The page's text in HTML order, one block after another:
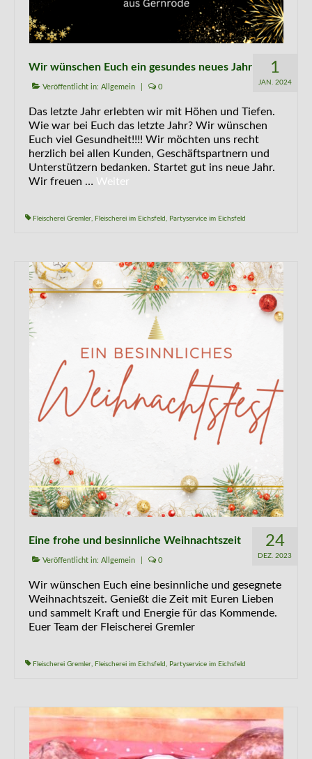
1
JAN. 2024
Wir wünschen Euch ein gesundes neues Jahr
Veröffentlicht in: Allgemein 0
Das letzte Jahr erlebten wir mit Höhen und Tiefen.
Wie war bei Euch das letzte Jahr? Wir wünschen
Euch viel Gesundheit!!!! Wir möchten uns recht
herzlich bei allen Kunden, Geschäftspartnern und
Unterstützern bedanken. Startet gut ins neue Jahr.
Wir freuen … Weiter
Fleischerei Gremler, Fleischerei im Eichsfeld , Partyservice im Eichsfeld
24
DEZ. 2023
Eine frohe und besinnliche Weihnachtszeit
Veröffentlicht in: Allgemein 0
Wir wünschen Euch eine besinnliche und gesegnete
Weihnachtszeit. Genießt die Zeit mit Euren Lieben
und sammelt Kraft und Energie für das Kommende.
Euer Team der Fleischerei Gremler
Fleischerei Gremler, Fleischerei im Eichsfeld , Partyservice im Eichsfeld